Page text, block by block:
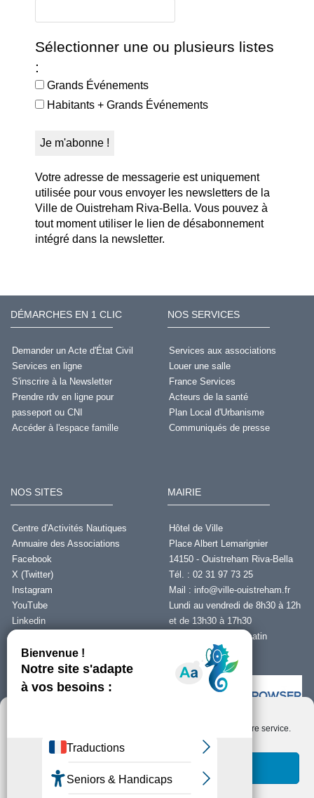
Nous utilisons des cookies pour optimiser notre site web et notre service.
Sélectionner une ou plusieurs listes
:
Grands Événements
Habitants + Grands Événements
Votre adresse de messagerie est uniquement
utilisée pour vous envoyer les newsletters de la
Ville de Ouistreham Riva-Bella. Vous pouvez à
tout moment utiliser le lien de désabonnement
intégré dans la newsletter.
DÉMARCHES EN 1 CLIC
Demander un Acte d'État Civil
Services en ligne
S'inscrire à la Newsletter
Prendre rdv en ligne pour
passeport ou CNI
Accéder à l'espace famille
NOS SERVICES
Services aux associations
Louer une salle
France Services
Acteurs de la santé
Plan Local d'Urbanisme
Communiqués de presse
NOS SITES
Centre d'Activités Nautiques
Annuaire des Associations
Facebook
X (Twitter)
Instagram
YouTube
Linkedin
MAIRIE
Hôtel de Ville
Place Albert Lemarignier
14150 - Ouistreham Riva-Bella
Tél. : 02 31 97 73 25
Mail : info@ville-ouistreham.fr
Lundi au vendredi de 8h30 à 12h
et de 13h30 à 17h30
Fermeture le jeudi matin
Nous contacter
Installer Ability Browser
Qu’est ce que Ability Browser ?